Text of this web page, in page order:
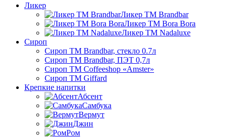
Ликер
Ликер ТМ Brandbar
Ликер ТМ Bora Bora
Ликер ТМ Nadaluxe
Сироп
Сироп TM Brandbar, стекло 0.7л
Сироп TM Brandbar, ПЭТ 0,7л
Сироп TM Coffeeshop «Amster»
Сироп TM Giffard
Крепкие напитки
Абсент
Самбука
Вермут
Джин
Ром